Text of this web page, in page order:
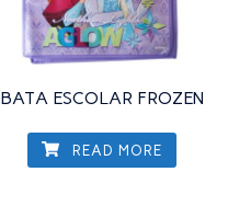
BATA ESCOLAR FROZEN
READ MORE